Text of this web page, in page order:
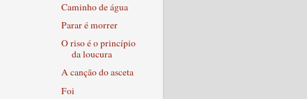
Caminho de água
Parar é morrer
O riso é o princípio
da loucura
A canção do asceta
Foi